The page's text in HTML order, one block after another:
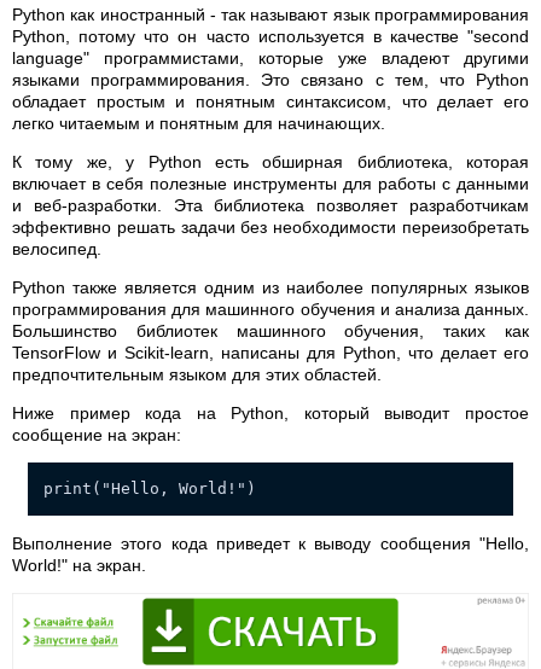
Python как иностранный - так называют язык программирования
Python, потому что он часто используется в качестве "second
language" программистами, которые уже владеют другими
языками программирования. Это связано с тем, что Python
обладает простым и понятным синтаксисом, что делает его
легко читаемым и понятным для начинающих.
К тому же, у Python есть обширная библиотека, которая
включает в себя полезные инструменты для работы с данными
и веб-разработки. Эта библиотека позволяет разработчикам
эффективно решать задачи без необходимости переизобретать
велосипед.
Python также является одним из наиболее популярных языков
программирования для машинного обучения и анализа данных.
Большинство библиотек машинного обучения, таких как
TensorFlow и Scikit-learn, написаны для Python, что делает его
предпочтительным языком для этих областей.
Ниже пример кода на Python, который выводит простое
сообщение на экран:
print("Hello, World!")
Выполнение этого кода приведет к выводу сообщения "Hello,
World!" на экран.